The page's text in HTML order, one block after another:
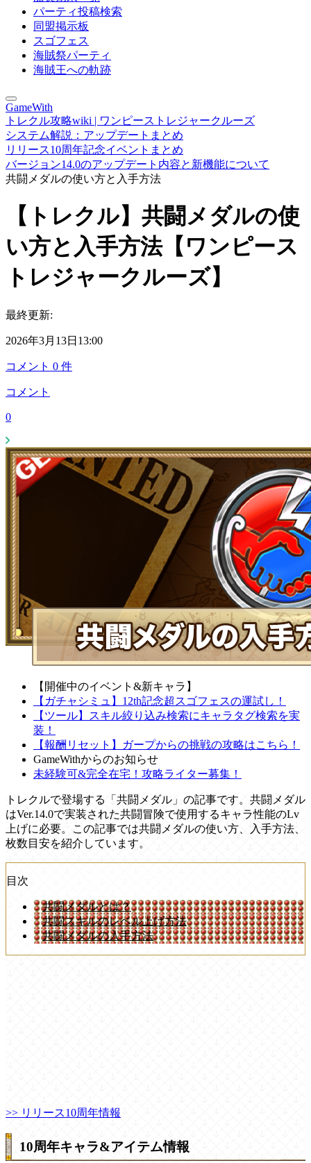
パーティ投稿検索
同盟掲示板
スゴフェス
海賊祭パーティ
海賊王への軌跡
GameWith
トレクル攻略wiki | ワンピーストレジャークルーズ
システム解説：アップデートまとめ
リリース10周年記念イベントまとめ
バージョン14.0のアップデート内容と新機能について
共闘メダルの使い方と入手方法
【トレクル】共闘メダルの使
い方と入手方法【ワンピース
トレジャークルーズ】
最終更新:
2026年3月13日13:00
コメント 0 件
コメント
0
【開催中のイベント&新キャラ】
【ガチャシミュ】12th記念超スゴフェスの運試し！
【ツール】スキル絞り込み検索にキャラタグ検索を実
装！
【報酬リセット】ガープからの挑戦の攻略はこちら！
GameWithからのお知らせ
未経験可&完全在宅！攻略ライター募集！
トレクルで登場する「共闘メダル」の記事です。共闘メダル
はVer.14.0で実装された共闘冒険で使用するキャラ性能のLv
上げに必要。この記事では共闘メダルの使い方、入手方法、
枚数目安を紹介しています。
目次
共闘メダルとは？
共闘スキルのレベル上げ方法
共闘メダルの入手方法
>> リリース10周年情報
10周年キャラ&アイテム情報